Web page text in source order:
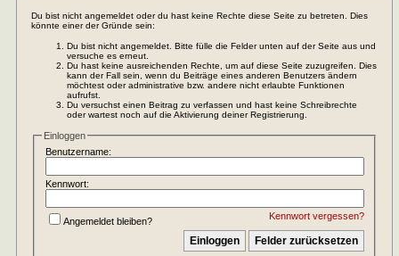
Du bist nicht angemeldet oder du hast keine Rechte diese Seite zu betreten. Dies
könnte einer der Gründe sein:
Du bist nicht angemeldet. Bitte fülle die Felder unten auf der Seite aus und
versuche es erneut.
Du hast keine ausreichenden Rechte, um auf diese Seite zuzugreifen. Dies
kann der Fall sein, wenn du Beiträge eines anderen Benutzers ändern
möchtest oder administrative bzw. andere nicht erlaubte Funktionen
aufrufst.
Du versuchst einen Beitrag zu verfassen und hast keine Schreibrechte
oder wartest noch auf die Aktivierung deiner Registrierung.
Einloggen
Benutzername:
Kennwort:
Kennwort vergessen?
Angemeldet bleiben?